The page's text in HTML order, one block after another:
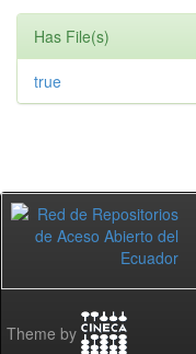
Has File(s)
true
Theme by